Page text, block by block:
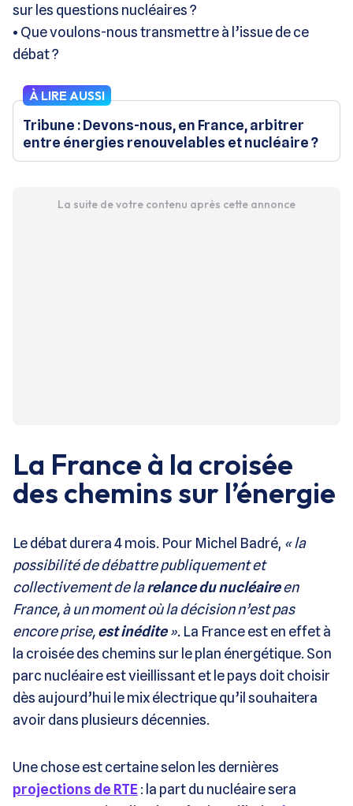
sur les questions nucléaires ?
• Que voulons-nous transmettre à l’issue de ce
débat ?
À LIRE AUSSI
Tribune : Devons-nous, en France, arbitrer
entre énergies renouvelables et nucléaire ?
La suite de votre contenu après cette annonce
La France à la croisée
des chemins sur l’énergie
Le débat durera 4 mois. Pour Michel Badré, « la
possibilité de débattre publiquement et
collectivement de larelance du nucléaireen
France, à un moment où la décision n’est pas
encore prise,est inédite». La France est en effet à
la croisée des chemins sur le plan énergétique. Son
parc nucléaire est vieillissant et le pays doit choisir
dès aujourd’hui le mix électrique qu’il souhaitera
avoir dans plusieurs décennies.
Une chose est certaine selon les dernières
projections de RTE : la part du nucléaire sera